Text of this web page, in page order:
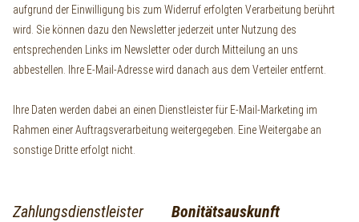
aufgrund der Einwilligung bis zum Widerruf erfolgten Verarbeitung berührt
wird. Sie können dazu den Newsletter jederzeit unter Nutzung des
entsprechenden Links im Newsletter oder durch Mitteilung an uns
abbestellen. Ihre E-Mail-Adresse wird danach aus dem Verteiler entfernt.
Ihre Daten werden dabei an einen Dienstleister für E-Mail-Marketing im
Rahmen einer Auftragsverarbeitung weitergegeben. Eine Weitergabe an
sonstige Dritte erfolgt nicht.
Zahlungsdienstleister Bonitätsauskunft